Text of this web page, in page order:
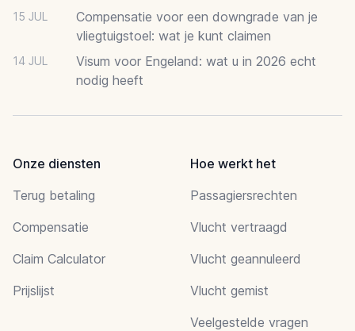
15 JUL
Compensatie voor een downgrade van je
vliegtuigstoel: wat je kunt claimen
14 JUL
Visum voor Engeland: wat u in 2026 echt
nodig heeft
Onze diensten
Terug betaling
Compensatie
Claim Calculator
Prijslijst
Hoe werkt het
Passagiersrechten
Vlucht vertraagd
Vlucht geannuleerd
Vlucht gemist
Veelgestelde vragen